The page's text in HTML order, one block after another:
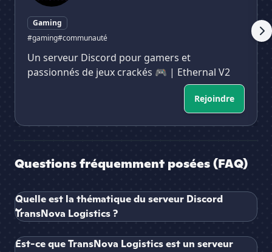
Gaming
#gaming#communauté
Un serveur Discord pour gamers et
passionnés de jeux crackés 🎮 | Ethernal V2
Rejoindre
Questions fréquemment posées (FAQ)
Quelle est la thématique du serveur Discord
TransNova Logistics ?
Est-ce que TransNova Logistics est un serveur